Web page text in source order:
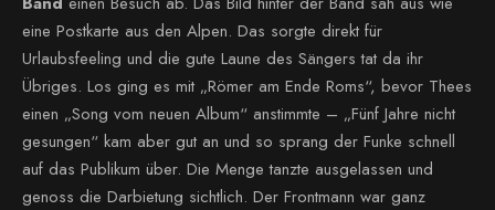
eine Postkarte aus den Alpen. Das sorgte direkt für
Urlaubsfeeling und die gute Laune des Sängers tat da ihr
Übriges. Los ging es mit „Römer am Ende Roms“, bevor Thees
einen „Song vom neuen Album“ anstimmte – „Fünf Jahre nicht
gesungen“ kam aber gut an und so sprang der Funke schnell
auf das Publikum über. Die Menge tanzte ausgelassen und
genoss die Darbietung sichtlich. Der Frontmann war ganz